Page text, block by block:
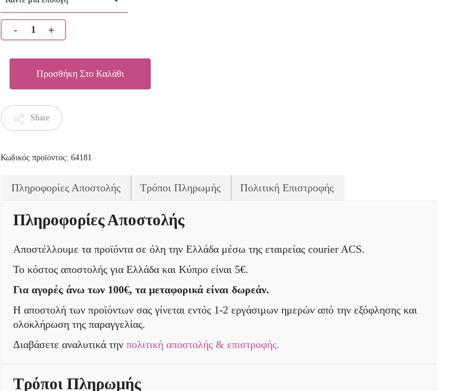
Προσθήκη Στο Καλάθι
Share
Κωδικός προϊόντος: 64181
Πληροφορίες Αποστολής Τρόποι Πληρωμής Πολιτική Επιστροφής
Πληροφορίες Αποστολής
Αποστέλλουμε τα προϊόντα σε όλη την Ελλάδα μέσω της εταιρείας courier ACS.
Το κόστος αποστολής για Ελλάδα και Κύπρο είναι 5€.
Για αγορές άνω των 100€, τα μεταφορικά είναι δωρεάν.
Η αποστολή των προϊόντων σας γίνεται εντός 1-2 εργάσιμων ημερών από την εξόφλησης και
ολοκλήρωση της παραγγελίας.
Διαβάσετε αναλυτικά την πολιτική αποστολής & επιστροφής.
Τρόποι Πληρωμής